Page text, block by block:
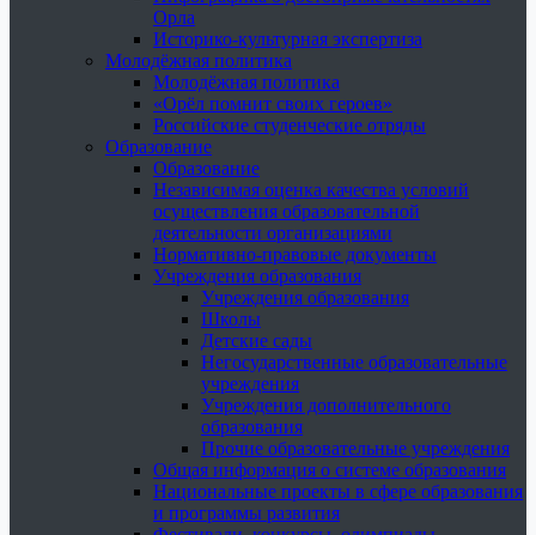
Орла
Историко-культурная экспертиза
Молодёжная политика
Молодёжная политика
«Орёл помнит своих героев»
Российские студенческие отряды
Образование
Образование
Независимая оценка качества условий
осуществления образовательной
деятельности организациями
Нормативно-правовые документы
Учреждения образования
Учреждения образования
Школы
Детские сады
Негосударственные образовательные
учреждения
Учреждения дополнительного
образования
Прочие образовательные учреждения
Общая информация о системе образования
Национальные проекты в сфере образования
и программы развития